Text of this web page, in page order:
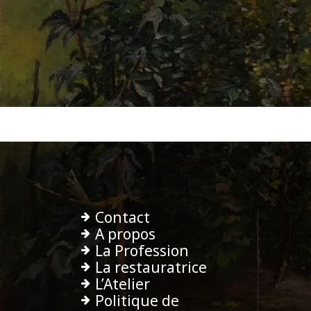
Contact
A propos
La Profession
La restauratrice
L’Atelier
Politique de